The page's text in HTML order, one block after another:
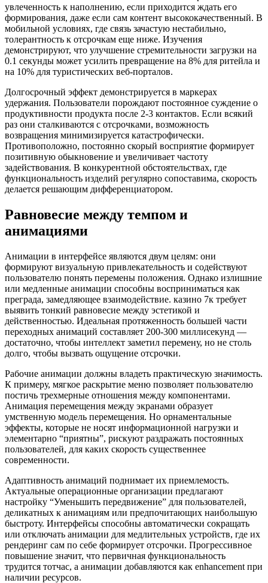
увлеченность к наполнению, если приходится ждать его
формирования, даже если сам контент высококачественный. В
мобильной условиях, где связь зачастую нестабильно,
толерантность к отсрочкам еще ниже. Изучения
демонстрируют, что улучшение стремительности загрузки на
0.1 секунды может усилить превращение на 8% для ритейла и
на 10% для туристических веб-порталов.
Долгосрочный эффект демонстрируется в маркерах
удержания. Пользователи порождают постоянное суждение о
продуктивности продукта после 2-3 контактов. Если всякий
раз они сталкиваются с отсрочками, возможность
возвращения минимизируется катастрофически.
Противоположно, постоянно скорый восприятие формирует
позитивную обыкновение и увеличивает частоту
задействования. В конкурентной обстоятельствах, где
функциональность изделий регулярно сопоставима, скорость
делается решающим дифференциатором.
Равновесие между темпом и
анимациями
Анимации в интерфейсе являются двум целям: они
формируют визуальную привлекательность и содействуют
пользователю понять перемены положения. Однако излишние
или медленные анимации способны восприниматься как
преграда, замедляющее взаимодействие. казино 7к требует
выявить тонкий равновесие между эстетикой и
действенностью. Идеальная протяженность большей части
переходных анимаций составляет 200-300 миллисекунд —
достаточно, чтобы интеллект заметил перемену, но не столь
долго, чтобы вызвать ощущение отсрочки.
Рабочие анимации должны владеть практическую значимость.
К примеру, мягкое раскрытие меню позволяет пользователю
постичь трехмерные отношения между компонентами.
Анимация перемещения между экранами образует
умственную модель перемещения. Но орнаментальные
эффекты, которые не носят информационной нагрузки и
элементарно “приятны”, рискуют раздражать постоянных
пользователей, для каких скорость существеннее
современности.
Адаптивность анимаций поднимает их приемлемость.
Актуальные операционные организации предлагают
настройку “Уменьшить передвижение” для пользователей,
деликатных к анимациям или предпочитающих наибольшую
быстроту. Интерфейсы способны автоматически сокращать
или отключать анимации для медлительных устройств, где их
рендеринг сам по себе формирует отсрочки. Прогрессивное
повышение значит, что первичная функциональность
трудится тотчас, а анимации добавляются как enhancement при
наличии ресурсов.